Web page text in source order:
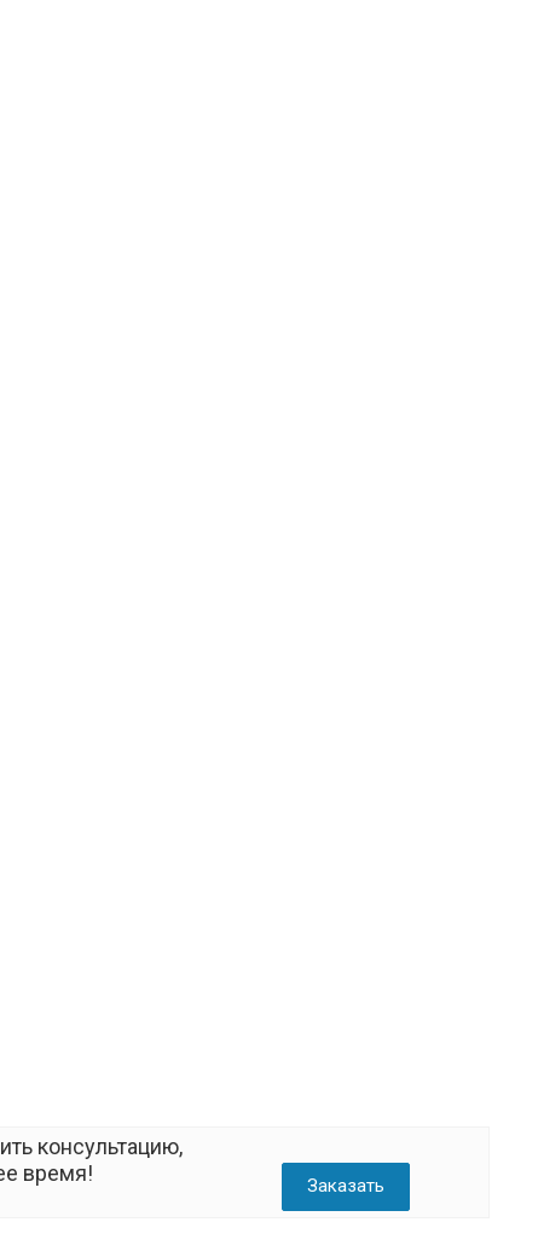
консультацию,
время!
Заказать